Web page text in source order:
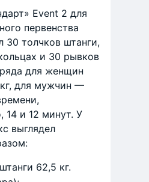
Event 2 для
первенства
30 толчков штанги,
и 30 рывков
для женщин
для мужчин —
14 и 12 минут. У
выглядел
62,5 кг.